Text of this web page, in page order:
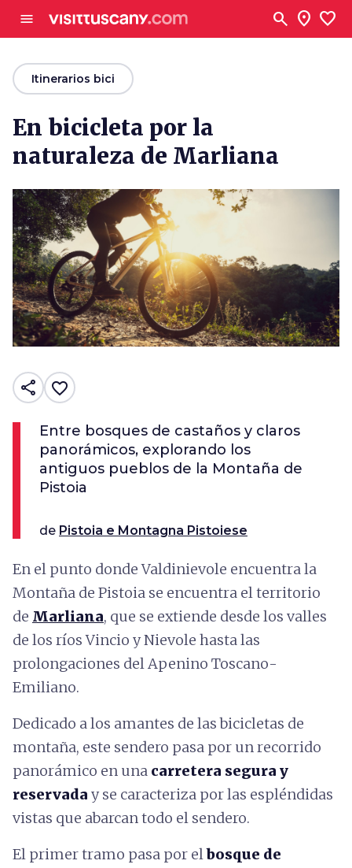
menu search location_on favorite
arrow_backItinerarios bici
En bicicleta por la
naturaleza de Marliana
share favorite_border
Entre bosques de castaños y claros
panorámicos, explorando los
antiguos pueblos de la Montaña de
Pistoia
de Pistoia e Montagna Pistoiese
En el punto donde Valdinievole encuentra la
Montaña de Pistoia se encuentra el territorio
de Marliana, que se extiende desde los valles
de los ríos Vincio y Nievole hasta las
prolongaciones del Apenino Toscano-
Emiliano.
Dedicado a los amantes de las bicicletas de
montaña, este sendero pasa por un recorrido
panorámico en una carretera segura y
reservada y se caracteriza por las espléndidas
vistas que abarcan todo el sendero.
El primer tramo pasa por elbosque de